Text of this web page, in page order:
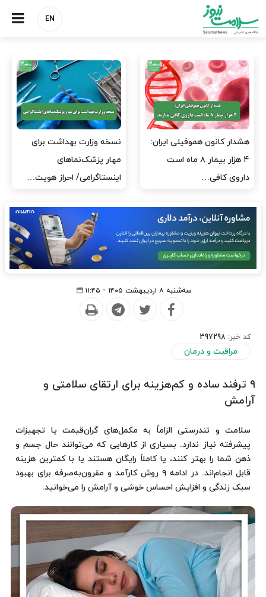
EN
مدیران پرستاری باید حامی
پرستاران باشند، نه عامل فشار
مدیریت سلامت، میدان
آزمون و خطا نیست
سه‌شنبه ۸ اردیبهشت ۱۴۰۵ - ۱۱:۴۵
کد خبر: 397298
مراقبت و درمان
۹ ترفند ساده و کم‌هزینه برای ارتقای سلامتی و
آرامش
سلامت و تندرستی الزاماً به مکمل‌های گران‌قیمت یا تجهیزات
پیشرفته نیاز ندارد. بسیاری از کارهایی که می‌توانند حال جسم و
ذهن شما را بهتر کنند، یا کاملاً رایگان هستند یا با کمترین هزینه
قابل انجام‌اند. در ادامه ۹ روش کارآمد و مقرون‌به‌صرفه برای بهبود
سبک زندگی و افزایش احساس خوشی و آرامش را می‌خوانید.